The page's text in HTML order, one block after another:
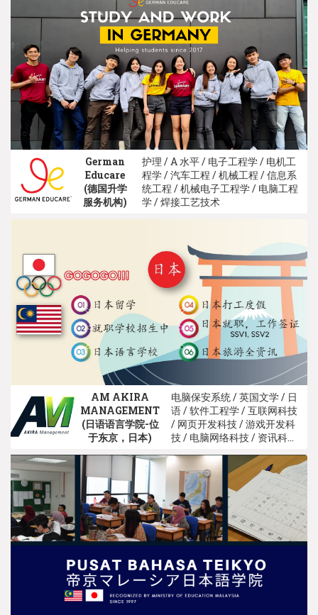
German
Educare
(德国升学
服务机构)
护理 / A 水平 / 电子工程学 / 电机工
程学 / 汽车工程 / 机械工程 / 信息系
统工程 / 机械电子工程学 / 电脑工程
学 / 焊接工艺技术
AM AKIRA
MANAGEMENT
(日语语言学院-位
于东京，日本)
电脑保安系统 / 英国文学 / 日
语 / 软件工程学 / 互联网科技
/ 网页开发科技 / 游戏开发科
技 / 电脑网络科技 / 资讯科技